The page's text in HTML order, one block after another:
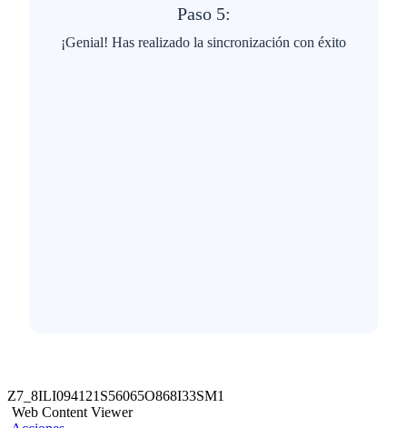
Paso 5:
¡Genial! Has realizado la sincronización con éxito
Z7_8ILI094121S56065O868I33SM1
Web Content Viewer